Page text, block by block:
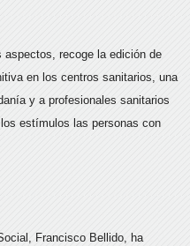
aspectos, recoge la edición de
en los centros sanitarios, una
y a profesionales sanitarios
estímulos las personas con
Francisco Bellido, ha